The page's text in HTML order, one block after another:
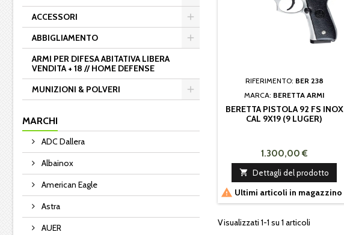
ACCESSORI
ABBIGLIAMENTO
ARMI PER DIFESA ABITATIVA LIBERA
VENDITA + 18 // HOME DEFENSE
MUNIZIONI & POLVERI
MARCHI
ADC Dallera
Albainox
American Eagle
Astra
AUER
RIFERIMENTO: BER 238
MARCA: BERETTA ARMI
BERETTA PISTOLA 92 FS INOX
CAL 9X19 (9 LUGER)
1.300,00 €
 Dettagli del prodotto
 Ultimi articoli in magazzino
Visualizzati 1-1 su 1 articoli